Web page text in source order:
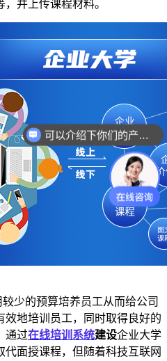
并上传课程材料。
少的预算培养员工从而给公司
地培训员工，同时取得良好的
通过在线培训系统建设企业大学
面授课程，但随着科技互联网
可以介绍下你们的产品么？